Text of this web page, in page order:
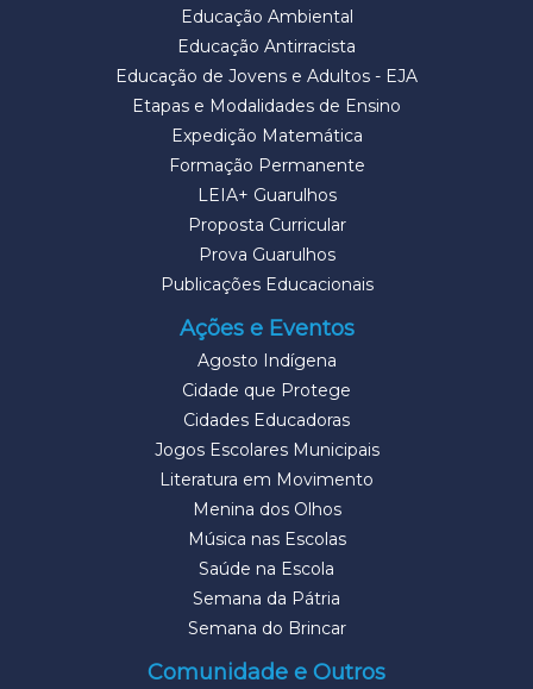
Educação Ambiental
Educação Antirracista
Educação de Jovens e Adultos - EJA
Etapas e Modalidades de Ensino
Expedição Matemática
Formação Permanente
LEIA+ Guarulhos
Proposta Curricular
Prova Guarulhos
Publicações Educacionais
Ações e Eventos
Agosto Indígena
Cidade que Protege
Cidades Educadoras
Jogos Escolares Municipais
Literatura em Movimento
Menina dos Olhos
Música nas Escolas
Saúde na Escola
Semana da Pátria
Semana do Brincar
Comunidade e Outros